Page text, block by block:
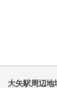
大矢駅周辺地